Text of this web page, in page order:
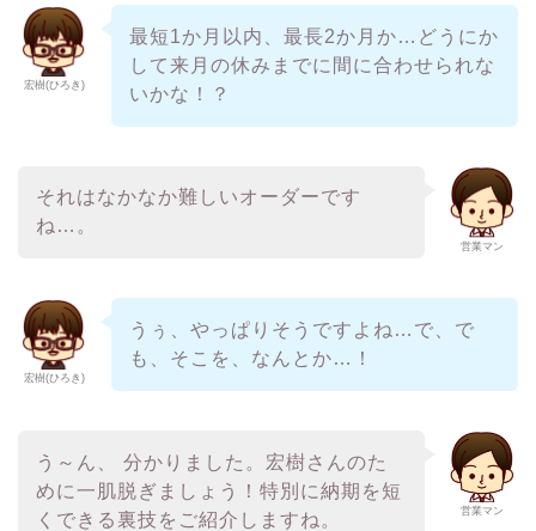
宏樹(ひろき)
最短1か月以内、最長2か月か…どうにか
して来月の休みまでに間に合わせられな
いかな！？
営業マン
それはなかなか難しいオーダーです
ね…。
宏樹(ひろき)
うぅ、やっぱりそうですよね…で、で
も、そこを、なんとか…！
営業マン
う～ん、 分かりました。宏樹さんのた
めに一肌脱ぎましょう！特別に納期を短
くできる裏技をご紹介しますね。